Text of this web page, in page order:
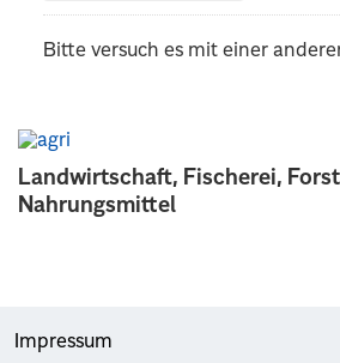
Landwirtschaft, Fischerei,
Nahrungsmittel
Bitte versuch es mit einer
Impressum